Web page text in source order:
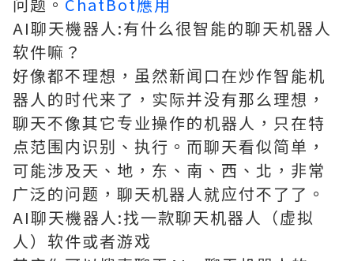
AI聊天機器人:有什么很智能的聊天机器人
软件嘛？
好像都不理想，虽然新闻口在炒作智能机
器人的时代来了，实际并没有那么理想，
聊天不像其它专业操作的机器人，只在特
点范围内识别、执行。而聊天看似简单，
可能涉及天、地，东、南、西、北，非常
广泛的问题，聊天机器人就应付不了了。
AI聊天機器人:找一款聊天机器人（虚拟
人）软件或者游戏